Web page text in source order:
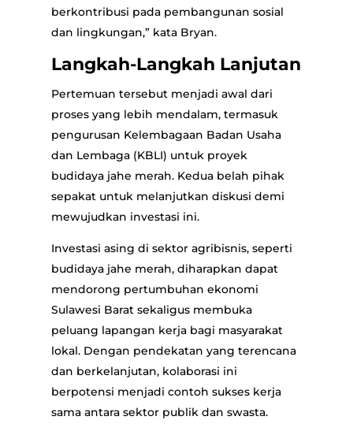
berkontribusi pada pembangunan sosial
dan lingkungan,” kata Bryan.
Langkah-Langkah Lanjutan
Pertemuan tersebut menjadi awal dari
proses yang lebih mendalam, termasuk
pengurusan Kelembagaan Badan Usaha
dan Lembaga (KBLI) untuk proyek
budidaya jahe merah. Kedua belah pihak
sepakat untuk melanjutkan diskusi demi
mewujudkan investasi ini.
Investasi asing di sektor agribisnis, seperti
budidaya jahe merah, diharapkan dapat
mendorong pertumbuhan ekonomi
Sulawesi Barat sekaligus membuka
peluang lapangan kerja bagi masyarakat
lokal. Dengan pendekatan yang terencana
dan berkelanjutan, kolaborasi ini
berpotensi menjadi contoh sukses kerja
sama antara sektor publik dan swasta.